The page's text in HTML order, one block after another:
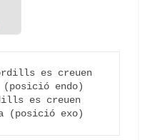
es creuen
endo)
es creuen
(posició exo)